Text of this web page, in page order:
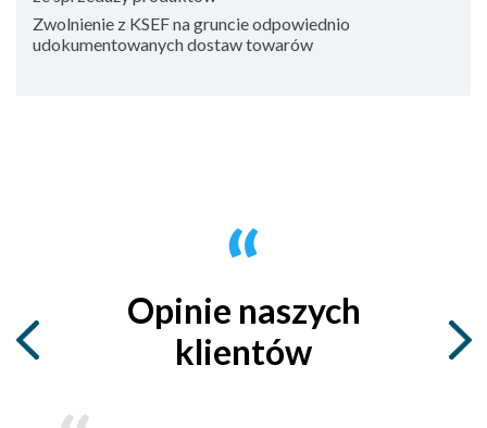
Zwolnienie z KSEF na gruncie odpowiednio
udokumentowanych dostaw towarów
Opinie naszych
klientów